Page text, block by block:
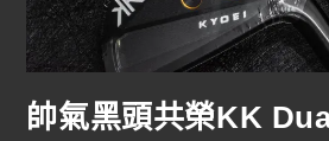
帥氣黑頭共榮KK